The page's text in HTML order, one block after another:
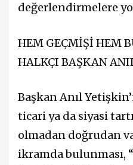
değerlendirmelere
HEM GEÇMİŞİ HEM
HALKÇI BAŞKAN
Başkan Anıl
ticari ya da siyasi
olmadan doğrudan
ikramda bulunması,